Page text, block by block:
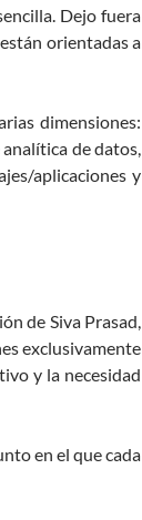
Dejo fuera
orientadas a
dimensiones:
de datos,
aplicaciones y
de Siva Prasad,
exclusivamente
y la necesidad
en el que cada